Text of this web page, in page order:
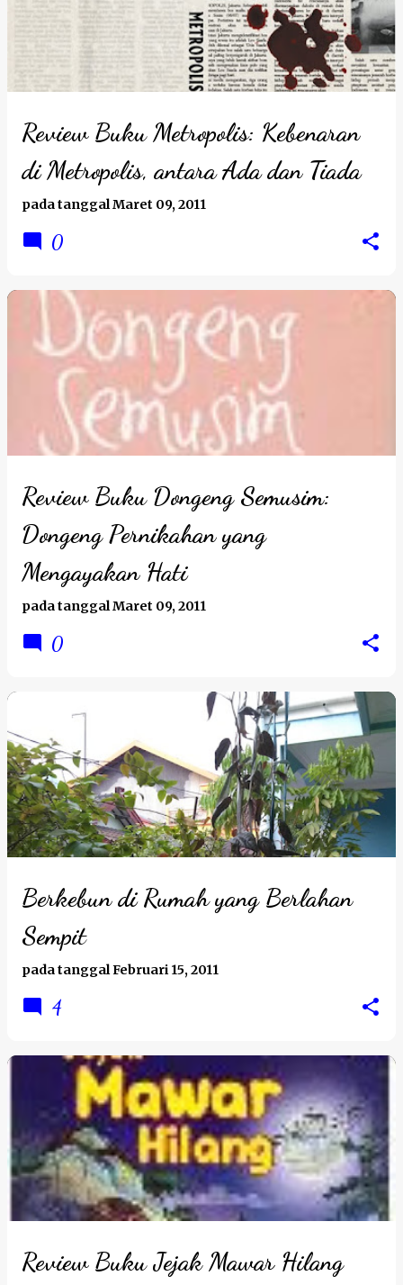
Review Buku Metropolis: Kebenaran
di Metropolis, antara Ada dan Tiada
pada tanggalMaret 09, 2011
0
Review Buku Dongeng Semusim:
Dongeng Pernikahan yang
Mengayakan Hati
pada tanggalMaret 09, 2011
0
Berkebun di Rumah yang Berlahan
Sempit
pada tanggalFebruari 15, 2011
4
Review Buku Jejak Mawar Hilang